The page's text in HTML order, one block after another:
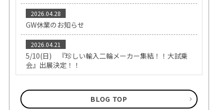
2026.04.28
GW休業のお知らせ
2026.04.21
5/10(日) 『珍しい輸入二輪メーカー集結！！大試乗
会』出展決定！！
BLOG TOP